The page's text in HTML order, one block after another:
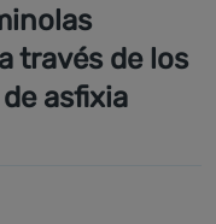
través de los
asfixia